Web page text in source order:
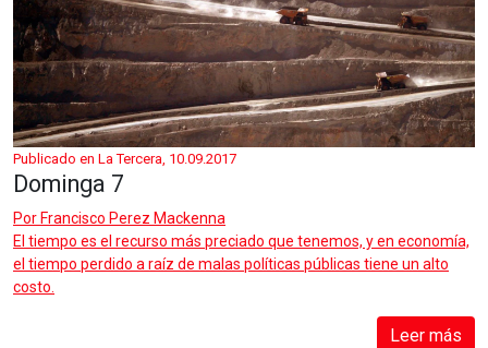
Publicado en La Tercera, 10.09.2017
Dominga 7
Por Francisco Perez Mackenna
El tiempo es el recurso más preciado que tenemos, y en economía,
el tiempo perdido a raíz de malas políticas públicas tiene un alto
costo.
Leer más